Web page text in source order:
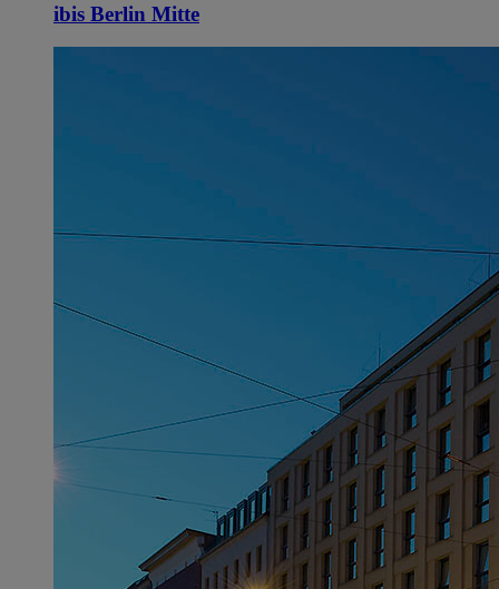
ibis Berlin Mitte